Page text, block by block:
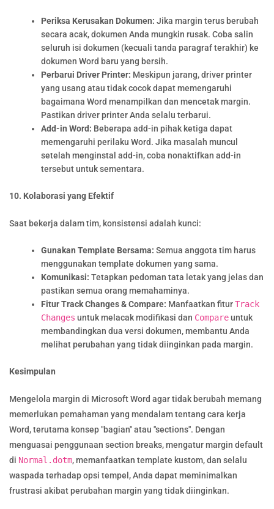
Periksa Kerusakan Dokumen: Jika margin terus berubah
secara acak, dokumen Anda mungkin rusak. Coba salin
seluruh isi dokumen (kecuali tanda paragraf terakhir) ke
dokumen Word baru yang bersih.
Perbarui Driver Printer: Meskipun jarang, driver printer
yang usang atau tidak cocok dapat memengaruhi
bagaimana Word menampilkan dan mencetak margin.
Pastikan driver printer Anda selalu terbarui.
Add-in Word: Beberapa add-in pihak ketiga dapat
memengaruhi perilaku Word. Jika masalah muncul
setelah menginstal add-in, coba nonaktifkan add-in
tersebut untuk sementara.
10. Kolaborasi yang Efektif
Saat bekerja dalam tim, konsistensi adalah kunci:
Gunakan Template Bersama: Semua anggota tim harus
menggunakan template dokumen yang sama.
Komunikasi: Tetapkan pedoman tata letak yang jelas dan
pastikan semua orang memahaminya.
Fitur Track Changes & Compare: Manfaatkan fiturTrack
Changes untuk melacak modifikasi dan Compareuntuk
membandingkan dua versi dokumen, membantu Anda
melihat perubahan yang tidak diinginkan pada margin.
Kesimpulan
Mengelola margin di Microsoft Word agar tidak berubah memang
memerlukan pemahaman yang mendalam tentang cara kerja
Word, terutama konsep "bagian" atau "sections". Dengan
menguasai penggunaan section breaks, mengatur margin default
di Normal.dotm, memanfaatkan template kustom, dan selalu
waspada terhadap opsi tempel, Anda dapat meminimalkan
frustrasi akibat perubahan margin yang tidak diinginkan.